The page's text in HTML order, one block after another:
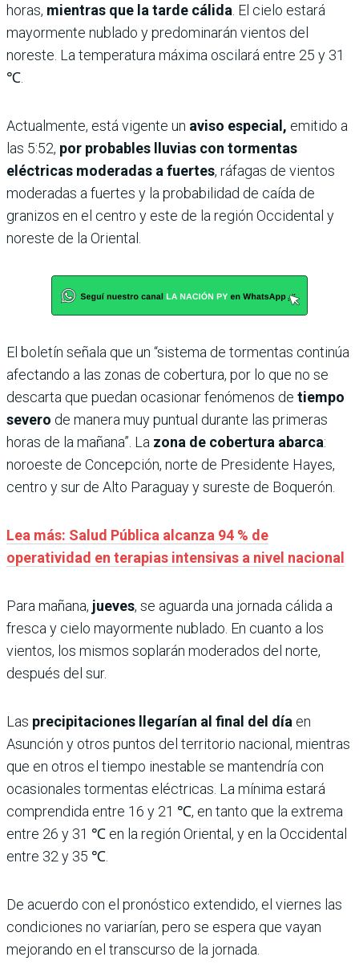
horas, mientras que la tarde cálida . El cielo estará
mayormente nublado y predominarán vientos del
noreste. La temperatura máxima oscilará entre 25 y 31
℃.
Actualmente, está vigente un aviso especial, emitido a
las 5:52, por probables lluvias con tormentas
eléctricas moderadas a fuertes, ráfagas de vientos
moderadas a fuertes y la probabilidad de caída de
granizos en el centro y este de la región Occidental y
noreste de la Oriental.
El boletín señala que un “sistema de tormentas continúa
afectando a las zonas de cobertura, por lo que no se
descarta que puedan ocasionar fenómenos de tiempo
severo de manera muy puntual durante las primeras
horas de la mañana”. La zona de cobertura abarca:
noroeste de Concepción, norte de Presidente Hayes,
centro y sur de Alto Paraguay y sureste de Boquerón.
Lea más: Salud Pública alcanza 94 % de
operatividad en terapias intensivas a nivel nacional
Para mañana, jueves, se aguarda una jornada cálida a
fresca y cielo mayormente nublado. En cuanto a los
vientos, los mismos soplarán moderados del norte,
después del sur.
Las precipitaciones llegarían al final del día en
Asunción y otros puntos del territorio nacional, mientras
que en otros el tiempo inestable se mantendría con
ocasionales tormentas eléctricas. La mínima estará
comprendida entre 16 y 21 ℃, en tanto que la extrema
entre 26 y 31 ℃ en la región Oriental, y en la Occidental
entre 32 y 35 ℃.
De acuerdo con el pronóstico extendido, el viernes las
condiciones no variarían, pero se espera que vayan
mejorando en el transcurso de la jornada.